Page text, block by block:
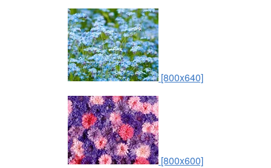
[800x640]
[800x600]